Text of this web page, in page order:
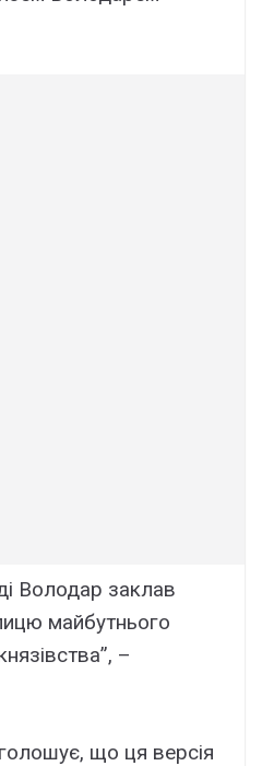
Володар заклав
майбутнього
–
що ця версія